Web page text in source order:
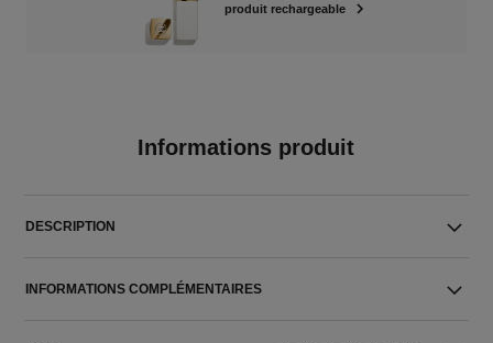
produit rechargeable
Informations produit
DESCRIPTION
INFORMATIONS COMPLÉMENTAIRES